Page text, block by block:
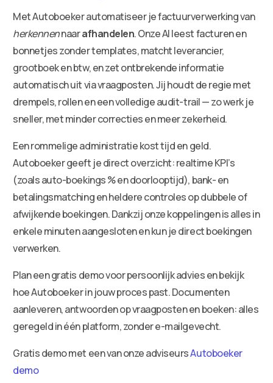
Met Autoboeker automatiseer je factuurverwerking van
herkennennaarafhandelen. Onze AI leest facturen en
bonnetjes zonder templates, matcht leverancier,
grootboek en btw, en zet ontbrekende informatie
automatisch uit via vraagposten. Jij houdt de regie met
drempels, rollen en een volledige audit-trail — zo werk je
sneller, met minder correcties en meer zekerheid.
Een rommelige administratie kost tijd en geld.
Autoboeker geeft je direct overzicht: realtime KPI’s
(zoals auto-boekings % en doorlooptijd), bank- en
betalingsmatching en heldere controles op dubbele of
afwijkende boekingen. Dankzij onze koppelingen is alles in
enkele minuten aangesloten en kun je direct boekingen
verwerken.
Plan een gratis demo voor persoonlijk advies en bekijk
hoe Autoboeker in jouw proces past. Documenten
aanleveren, antwoorden op vraagposten en boeken: alles
geregeld in één platform, zonder e-mailgevecht.
Gratis demo met een van onze adviseursAutoboeker
demo